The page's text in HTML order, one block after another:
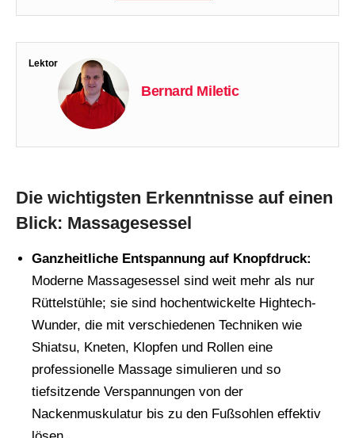
Lektor
Bernard Miletic
Die wichtigsten Erkenntnisse auf einen
Blick: Massagesessel
Ganzheitliche Entspannung auf Knopfdruck:
Moderne Massagesessel sind weit mehr als nur
Rüttelstühle; sie sind hochentwickelte Hightech-
Wunder, die mit verschiedenen Techniken wie
Shiatsu, Kneten, Klopfen und Rollen eine
professionelle Massage simulieren und so
tiefsitzende Verspannungen von der
Nackenmuskulatur bis zu den Fußsohlen effektiv